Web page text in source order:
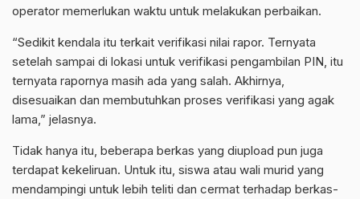
operator memerlukan waktu untuk melakukan perbaikan.
“Sedikit kendala itu terkait verifikasi nilai rapor. Ternyata
setelah sampai di lokasi untuk verifikasi pengambilan PIN, itu
ternyata rapornya masih ada yang salah. Akhirnya,
disesuaikan dan membutuhkan proses verifikasi yang agak
lama,” jelasnya.
Tidak hanya itu, beberapa berkas yang diupload pun juga
terdapat kekeliruan. Untuk itu, siswa atau wali murid yang
mendampingi untuk lebih teliti dan cermat terhadap berkas-